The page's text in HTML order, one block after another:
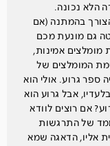
הלא נכונה.
בהמתנה (אם
גם מונעת מכם
מומלצים אמינות,
המומלצים של
ספר גרוע. אולי הוא
אבל גרוע הוא
אם רוצים לוודא
של התרגשות
אליו, הדאגה שמא